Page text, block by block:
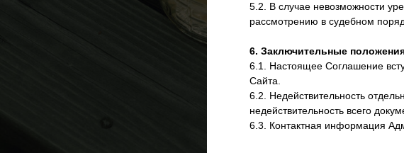
5.2. В случае невозможности
рассмотрению в судебном
6. Заключительные
6.1. Настоящее Соглашение
Сайта.
6.2. Недействительность
недействительность всего
6.3. Контактная информация